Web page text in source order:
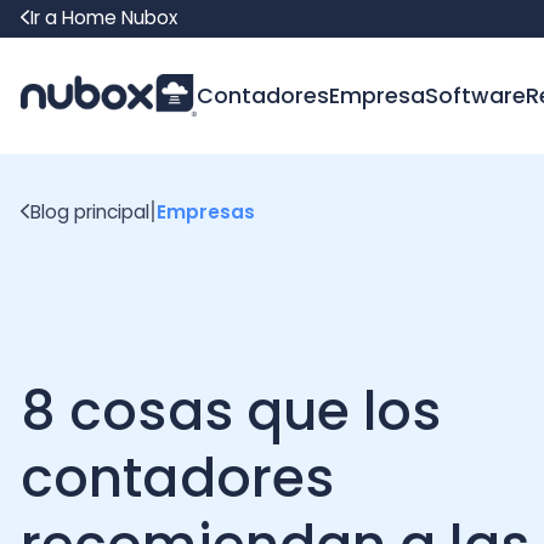
Ir a Home Nubox
ContadoresEmpresaSoftware
8 cosas que los
contadores
recomiendan a las